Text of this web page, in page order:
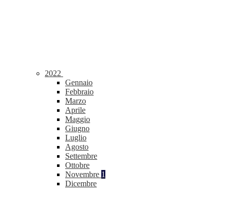
2022
Gennaio
Febbraio
Marzo
Aprile
Maggio
Giugno
Luglio
Agosto
Settembre
Ottobre
Novembre 1
Dicembre